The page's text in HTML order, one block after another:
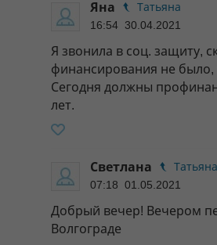
Яна
Татьяна
16:54 30.04.2021
Я звонила в соц. защиту,
финансирования не было,
Сегодня должны
лет.
Светлана
Татьяна
07:18 01.05.2021
Добрый вечер! Вечером
Волгограде